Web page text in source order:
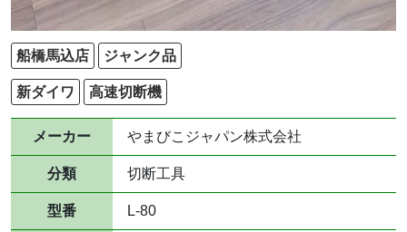
船橋馬込店 ジャンク品
新ダイワ 高速切断機
メーカー やまびこジャパン株式会社
分類 切断工具
型番 L-80